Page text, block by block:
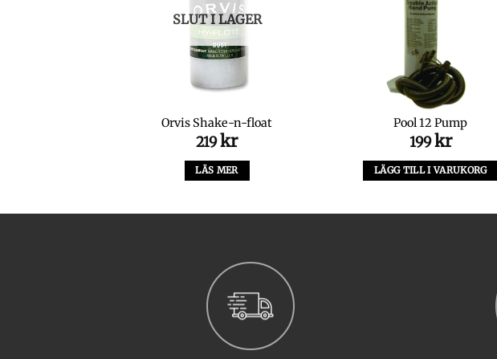
SLUT I LAGER
Orvis Shake-n-float
219kr
LÄS MER
Pool 12 Pump
199kr
LÄGG TILL I VARUKORG